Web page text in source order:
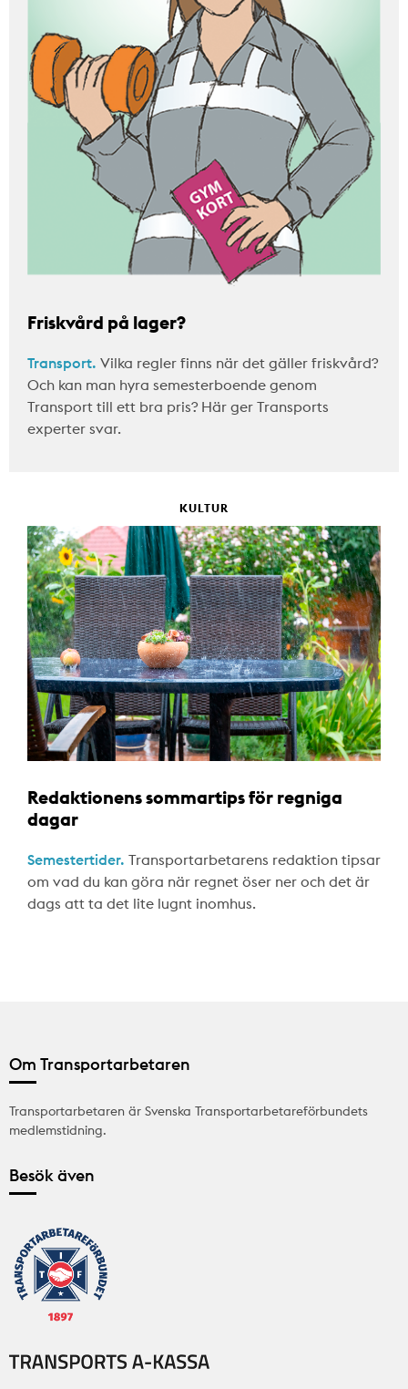
Friskvård på lager?
Transport. Vilka regler finns när det gäller friskvård?
Och kan man hyra semesterboende genom
Transport till ett bra pris? Här ger Transports
experter svar.
KULTUR
Redaktionens sommartips för regniga
dagar
Semestertider. Transportarbetarens redaktion tipsar
om vad du kan göra när regnet öser ner och det är
dags att ta det lite lugnt inomhus.
Om Transportarbetaren
Transportarbetaren är Svenska Transportarbetareförbundets
medlemstidning.
Besök även